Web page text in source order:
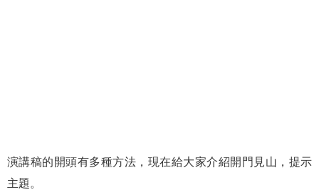
演講稿的開頭有多種方法，現在給大家介紹開門見山，提示
主題。